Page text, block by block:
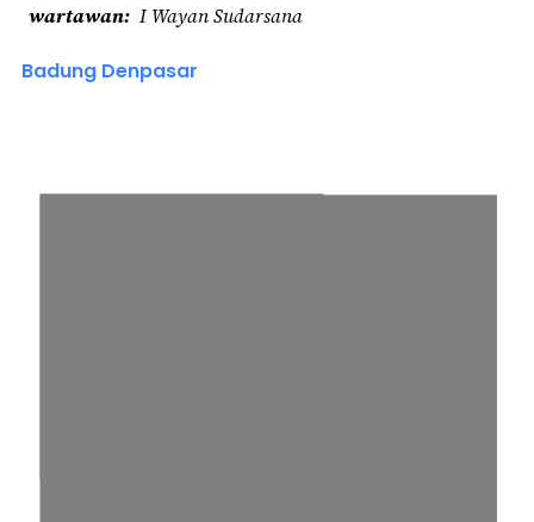
wartawan I Wayan Sudarsana
Badung Denpasar